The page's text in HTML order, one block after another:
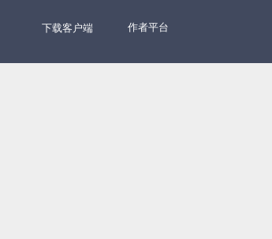
下载客户端 作者平台